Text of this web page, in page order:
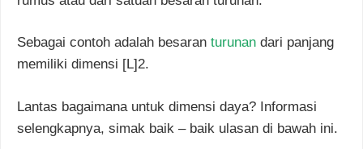
Sebagai contoh adalah besaran turunan dari panjang
memiliki dimensi [L]2.
Lantas bagaimana untuk dimensi daya? Informasi
selengkapnya, simak baik – baik ulasan di bawah ini.